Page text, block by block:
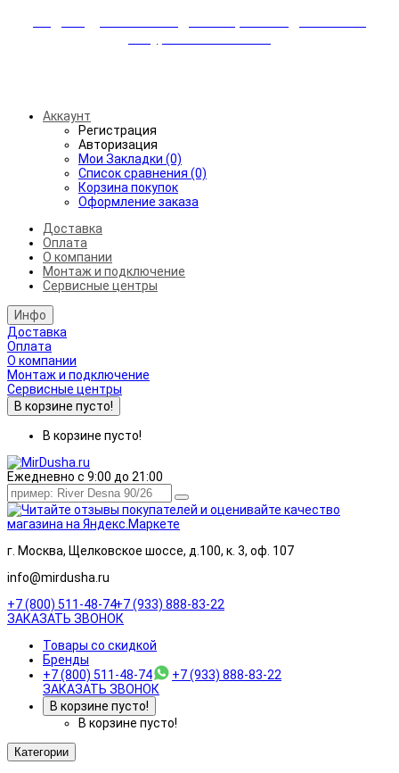
Аккаунт
Регистрация
Авторизация
Мои Закладки (0)
Список сравнения (0)
Корзина покупок
Оформление заказа
Доставка
Оплата
О компании
Монтаж и подключение
Сервисные центры
Инфо
Доставка
Оплата
О компании
Монтаж и подключение
Сервисные центры
В корзине пусто!
В корзине пусто!
Ежедневно с 9:00 до 21:00
г. Москва, Щелковское шоссе, д.100, к. 3, оф. 107
info@mirdusha.ru
+7 (800) 511-48-74+7 (933) 888-83-22
ЗАКАЗАТЬ ЗВОНОК
Товары со скидкой
Бренды
+7 (800) 511-48-74
+7 (933) 888-83-22
ЗАКАЗАТЬ ЗВОНОК
В корзине пусто!
В корзине пусто!
Категории